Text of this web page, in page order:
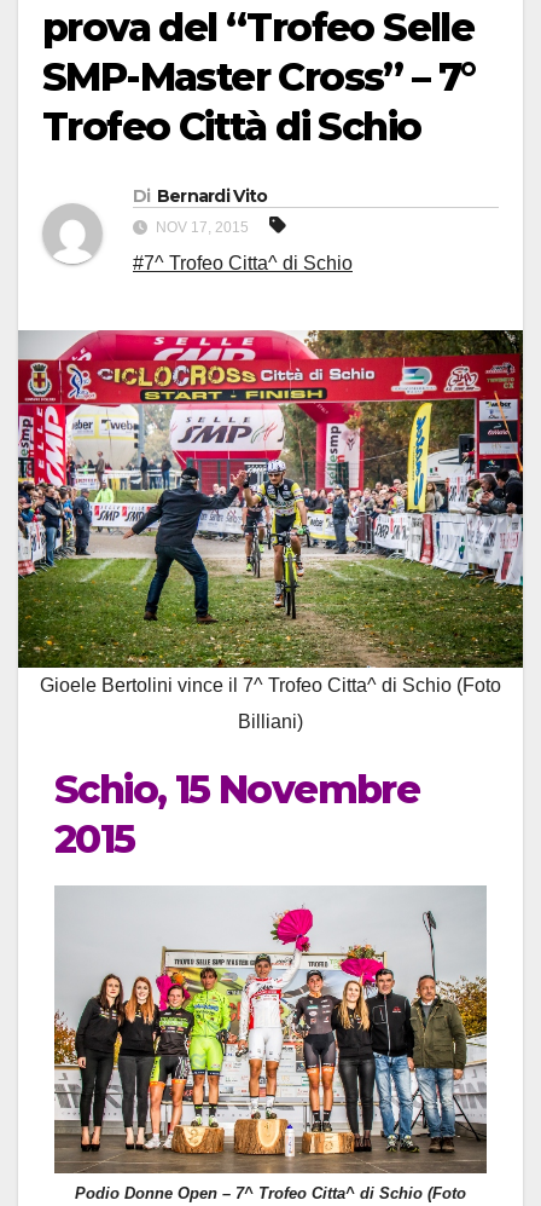
prova del “Trofeo Selle
SMP-Master Cross” – 7°
Trofeo Città di Schio
Di Bernardi Vito
NOV 17, 2015
#7^ Trofeo Citta^ di Schio
Gioele Bertolini vince il 7^ Trofeo Citta^ di Schio (Foto
Billiani)
Schio, 15 Novembre
2015
Podio Donne Open – 7^ Trofeo Citta^ di Schio (Foto